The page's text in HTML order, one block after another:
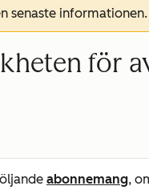
senaste
för
abonnemang,